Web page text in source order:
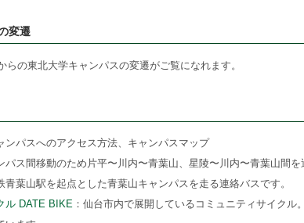
変遷
らの東北大学キャンパスの変遷がご覧になれます。
ンパスへのアクセス方法、キャンパスマップ
パス間移動のため片平〜川内〜青葉山、星陵〜川内〜青葉山間を
青葉山駅を起点とした青葉山キャンパスを走る連絡バスです。
ル DATE BIKE ：仙台市内で展開しているコミュニティサイク